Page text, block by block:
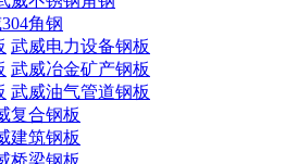
角钢
武威电力设备钢板
武威冶金矿产钢板
武威油气管道钢板
复合钢板
建筑钢板